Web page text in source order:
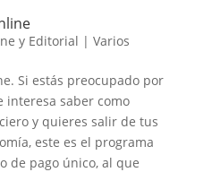
y Editorial | Varios
Si estás preocupado por
interesa saber como
y quieres salir de tus
este es el programa
de pago único, al que